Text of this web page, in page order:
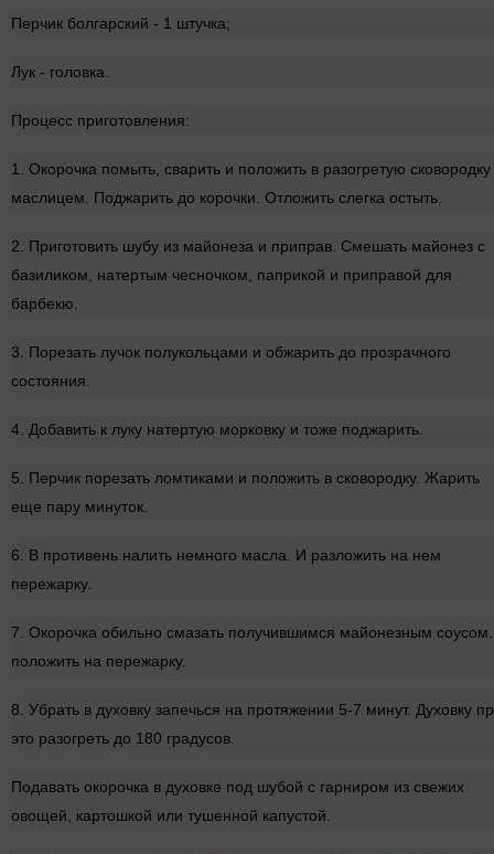
Перчик болгарский - 1 штучка;
Лук - головка.
Процесс приготовления:
1. Окорочка помыть, сварить и положить в разогретую сковородку
маслицем. Поджарить до корочки. Отложить слегка остыть.
2. Приготовить шубу из майонеза и приправ. Смешать майонез с
базиликом, натертым чесночком, паприкой и приправой для
барбекю.
3. Порезать лучок полукольцами и обжарить до прозрачного
состояния.
4. Добавить к луку натертую морковку и тоже поджарить.
5. Перчик порезать ломтиками и положить в сковородку. Жарить
еще пару минуток.
6. В противень налить немного масла. И разложить на нем
пережарку.
7. Окорочка обильно смазать получившимся майонезным
положить на пережарку.
8. Убрать в духовку запечься на протяжении 5-7 минут. Духовку
это разогреть до 180 градусов.
Подавать окорочка в духовке под шубой с гарниром из свежих
овощей, картошкой или тушенной капустой.